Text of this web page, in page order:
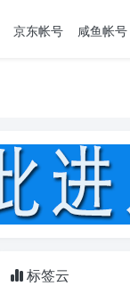
京东帐号 咸鱼帐号
标签云